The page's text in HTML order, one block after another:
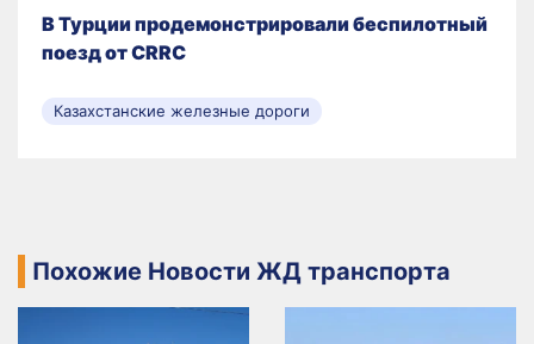
В Турции продемонстрировали беспилотный
поезд от CRRC
Казахстанские железные дороги
Похожие Новости ЖД транспорта